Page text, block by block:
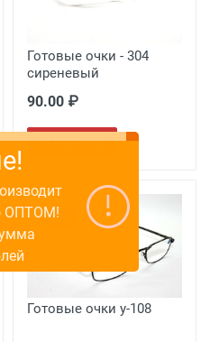
Готовые очки - 304
сиреневый
90.00 ₽
В корзину
ХИТ
Готовые очки у-108
ОПТОМ!